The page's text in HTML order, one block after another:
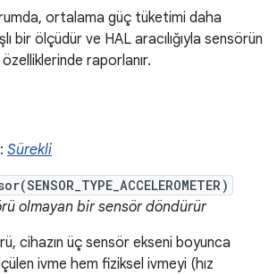
ortalama güç tüketimi daha
bir ölçüdür ve HAL aracılığıyla sensörün
raporlanır.
Sürekli
olmayan bir sensör döndürür
cihazın üç sensör ekseni boyunca
ivme hem fiziksel ivmeyi (hız